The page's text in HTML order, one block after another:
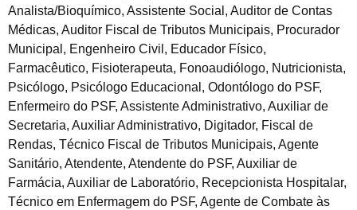
Analista/Bioquímico, Assistente Social, Auditor de Contas
Médicas, Auditor Fiscal de Tributos Municipais, Procurador
Municipal, Engenheiro Civil, Educador Físico,
Farmacêutico, Fisioterapeuta, Fonoaudiólogo, Nutricionista,
Psicólogo, Psicólogo Educacional, Odontólogo do PSF,
Enfermeiro do PSF, Assistente Administrativo, Auxiliar de
Secretaria, Auxiliar Administrativo, Digitador, Fiscal de
Rendas, Técnico Fiscal de Tributos Municipais, Agente
Sanitário, Atendente, Atendente do PSF, Auxiliar de
Farmácia, Auxiliar de Laboratório, Recepcionista Hospitalar,
Técnico em Enfermagem do PSF, Agente de Combate às